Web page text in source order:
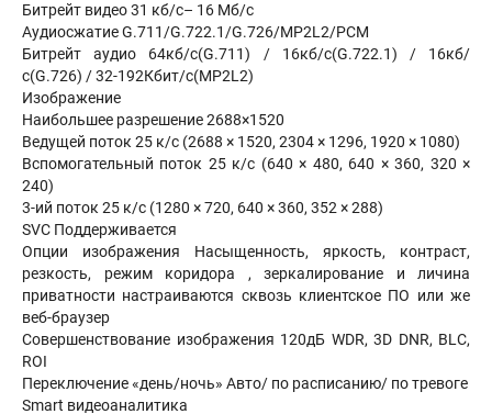
Битрейт видео 31 кб/с– 16 Мб/с
Аудиосжатие G.711/G.722.1/G.726/MP2L2/PCM
Битрейт аудио 64кб/с(G.711) / 16кб/с(G.722.1) / 16кб/
с(G.726) / 32-192Кбит/с(MP2L2)
Изображение
Наибольшее разрешение 2688×1520
Ведущей поток 25 к/с (2688 × 1520, 2304 × 1296, 1920 × 1080)
Вспомогательный поток 25 к/с (640 × 480, 640 × 360, 320 ×
240)
3-ий поток 25 к/с (1280 × 720, 640 × 360, 352 × 288)
SVC Поддерживается
Опции изображения Насыщенность, яркость, контраст,
резкость, режим коридора , зеркалирование и личина
приватности настраиваются сквозь клиентское ПО или же
веб-браузер
Совершенствование изображения 120дБ WDR, 3D DNR, BLC,
ROI
Переключение «день/ночь» Авто/ по расписанию/ по тревоге
Smart видеоаналитика